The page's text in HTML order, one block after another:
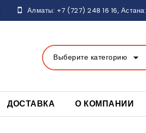
Алматы: +7 (727) 248 16 16, Астана:
Выберите категорию arrow_drop_down
ДОСТАВКА О КОМПАНИИ